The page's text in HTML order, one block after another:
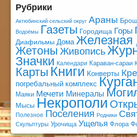
Рубрики
Актюбинский сельский округ Араны
Водоёмы Газеты Городища Горы
Диафильмы Дома Железная
Жетоны Живопись
Значки Календари Караван-сараи
Карты Книги Конверты
погребальный комплекс
Маяки Мечети Минералы
Мысы Некрополи
Полезное Поселения Родники
Скульптуры Урочища Ущелья Флора